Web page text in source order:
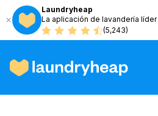
Laundryheap
La aplicación de lavandería
(5,243)
Cómo funciona